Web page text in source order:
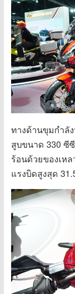
ทางด้านขุมกำลั
สูบขนาด 330 ซี
ร้อนด้วยของเห
แรงบิดสูงสุด